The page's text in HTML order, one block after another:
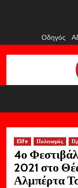
Οδηγός
Elife Πολιτισμός
4ο
2021 στο
Αλμπέρτα